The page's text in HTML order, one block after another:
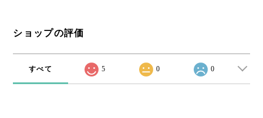
ショップの評価
すべて 5 0 0